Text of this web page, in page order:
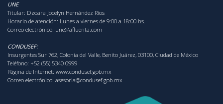
UNE
Titular: Dzoara Jocelyn Hernández Ríos
Horario de atención: Lunes a viernes de 9:00 a 18:00 hs.
Correo electrónico: une@afluenta.com
CONDUSEF:
Insurgentes Sur 762, Colonia del Valle, Benito Juárez, 03100, Ciudad de México
Teléfono: +52 (55) 5340 0999
Página de Internet: www.condusef.gob.mx
Correo electrónico: asesoria@condusef.gob.mx